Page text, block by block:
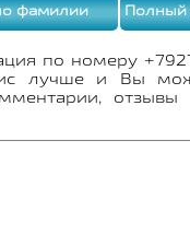
по номеру
лучше и Вы
фамилии Полный